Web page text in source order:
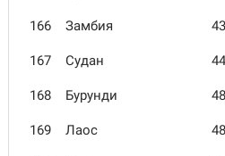
166 Замбия
167 Судан
168 Бурунди
169 Лаос